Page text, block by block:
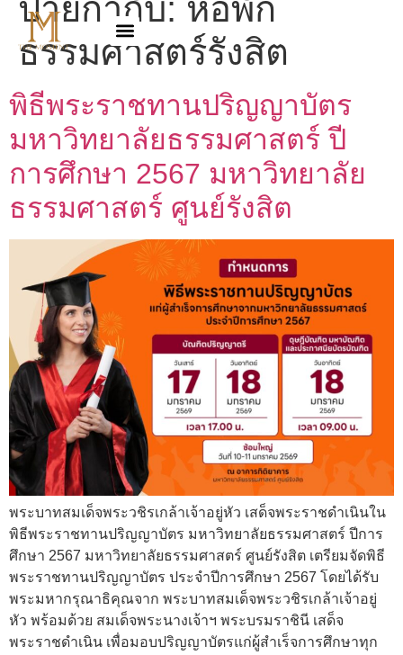
ป้ายกำกับ: หอพัก
ธรรมศาสตร์รังสิต
พิธีพระราชทานปริญญาบัตร
มหาวิทยาลัยธรรมศาสตร์ ปี
การศึกษา 2567 มหาวิทยาลัย
ธรรมศาสตร์ ศูนย์รังสิต
พระบาทสมเด็จพระวชิรเกล้าเจ้าอยู่หัว เสด็จพระราชดำเนินใน
พิธีพระราชทานปริญญาบัตร มหาวิทยาลัยธรรมศาสตร์ ปีการ
ศึกษา 2567 มหาวิทยาลัยธรรมศาสตร์ ศูนย์รังสิต เตรียมจัดพิธี
พระราชทานปริญญาบัตร ประจำปีการศึกษา 2567 โดยได้รับ
พระมหากรุณาธิคุณจาก พระบาทสมเด็จพระวชิรเกล้าเจ้าอยู่
หัว พร้อมด้วย สมเด็จพระนางเจ้าฯ พระบรมราชินี เสด็จ
พระราชดำเนิน เพื่อมอบปริญญาบัตรแก่ผู้สำเร็จการศึกษาทุก